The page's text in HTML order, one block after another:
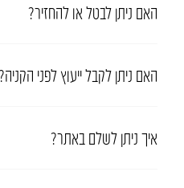
האם ניתן לבטל או להחזיר?
האם ניתן לקבל ייעוץ לפני
איך ניתן לשלם באתר?